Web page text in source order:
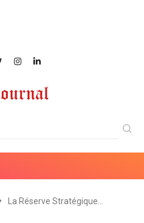
La Réserve Stratégique…